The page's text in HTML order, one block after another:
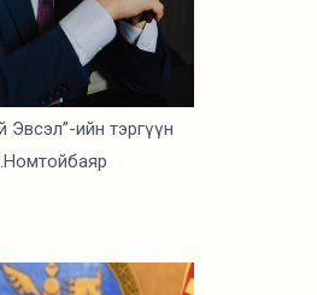
Эвсэл”-ийн тэргүүн